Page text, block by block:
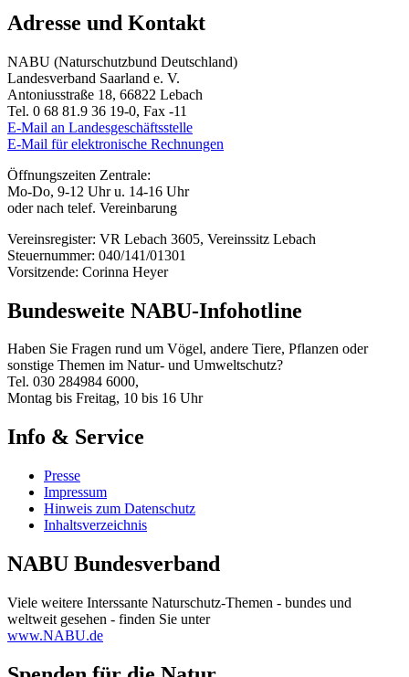
Adresse und Kontakt
NABU (Naturschutzbund Deutschland)
Landesverband Saarland e. V.
Antoniusstraße 18, 66822 Lebach
Tel. 0 68 81.9 36 19-0, Fax -11
E-Mail an Landesgeschäftsstelle
E-Mail für elektronische Rechnungen
Öffnungszeiten Zentrale:
Mo-Do, 9-12 Uhr u. 14-16 Uhr
oder nach telef. Vereinbarung
Vereinsregister: VR Lebach 3605, Vereinssitz Lebach
Steuernummer: 040/141/01301
Vorsitzende: Corinna Heyer
Bundesweite NABU-Infohotline
Haben Sie Fragen rund um Vögel, andere Tiere, Pflanzen oder
sonstige Themen im Natur- und Umweltschutz?
Tel. 030 284984 6000,
Montag bis Freitag, 10 bis 16 Uhr
Info & Service
Presse
Impressum
Hinweis zum Datenschutz
Inhaltsverzeichnis
NABU Bundesverband
Viele weitere Interssante Naturschutz-Themen - bundes und
weltweit gesehen - finden Sie unter
www.NABU.de